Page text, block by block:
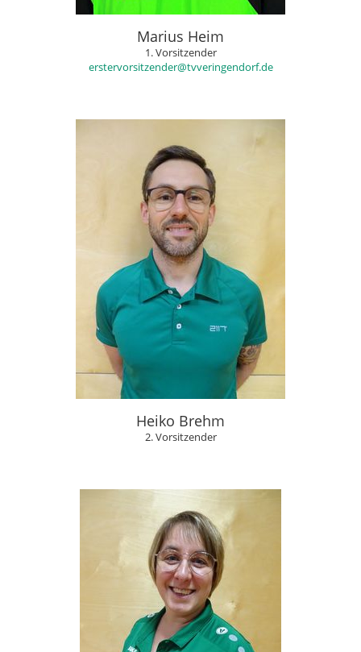
Marius Heim
1. Vorsitzender
erstervorsitzender@tvveringendorf.de
Heiko Brehm
2. Vorsitzender